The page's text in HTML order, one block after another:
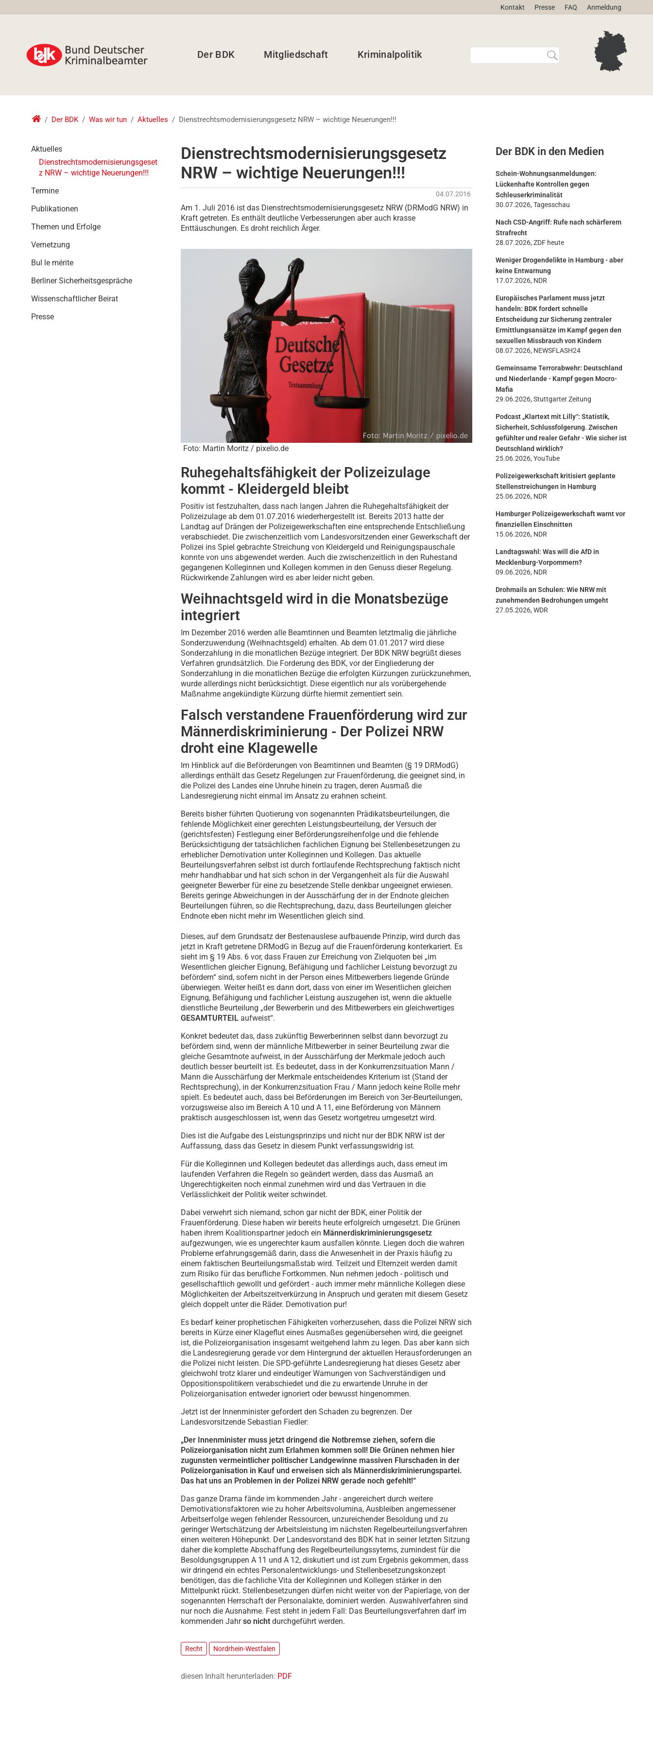
Kontakt Presse FAQ Anmeldung
Der BDK Mitgliedschaft Kriminalpolitik
W
e
c
E
r
e
Der BDK Was wir tun Aktuelles Dienstrechtsmodernisierungsgesetz NRW – wichtige Neuerungen!!!
Dienstrechtsmodernisierungsgesetz
NRW – wichtige Neuerungen!!!
04.07.2016
Am 1. Juli 2016 ist das Dienstrechtsmodernisierungsgesetz NRW (DRModG NRW) in
Kraft getreten. Es enthält deutliche Verbesserungen aber auch krasse
Enttäuschungen. Es droht reichlich Ärger.
Foto: Martin Moritz / pixelio.de
Ruhegehaltsfähigkeit der Polizeizulage
kommt - Kleidergeld bleibt
Positiv ist festzuhalten, dass nach langen Jahren die Ruhegehaltsfähigkeit der
Polizeizulage ab dem 01.07.2016 wiederhergestellt ist. Bereits 2013 hatte der
Landtag auf Drängen der Polizeigewerkschaften eine entsprechende Entschließung
verabschiedet. Die zwischenzeitlich vom Landesvorsitzenden einer Gewerkschaft der
Polizei ins Spiel gebrachte Streichung von Kleidergeld und Reinigungspauschale
konnte von uns abgewendet werden. Auch die zwischenzeitlich in den Ruhestand
gegangenen Kolleginnen und Kollegen kommen in den Genuss dieser Regelung.
Rückwirkende Zahlungen wird es aber leider nicht geben.
Weihnachtsgeld wird in die Monatsbezüge
integriert
Im Dezember 2016 werden alle Beamtinnen und Beamten letztmalig die jährliche
Sonderzuwendung (Weihnachtsgeld) erhalten. Ab dem 01.01.2017 wird diese
Sonderzahlung in die monatlichen Bezüge integriert. Der BDK NRW begrüßt dieses
Verfahren grundsätzlich. Die Forderung des BDK, vor der Eingliederung der
Sonderzahlung in die monatlichen Bezüge die erfolgten Kürzungen zurückzunehmen,
wurde allerdings nicht berücksichtigt. Diese eigentlich nur als vorübergehende
Maßnahme angekündigte Kürzung dürfte hiermit zementiert sein.
Falsch verstandene Frauenförderung wird zur
Männerdiskriminierung - Der Polizei NRW
droht eine Klagewelle
Im Hinblick auf die Beförderungen von Beamtinnen und Beamten (§ 19 DRModG)
allerdings enthält das Gesetz Regelungen zur Frauenförderung, die geeignet sind, in
die Polizei des Landes eine Unruhe hinein zu tragen, deren Ausmaß die
Landesregierung nicht einmal im Ansatz zu erahnen scheint.
Bereits bisher führten Quotierung von sogenannten Prädikatsbeurteilungen, die
fehlende Möglichkeit einer gerechten Leistungsbeurteilung, der Versuch der
(gerichtsfesten) Festlegung einer Beförderungsreihenfolge und die fehlende
Berücksichtigung der tatsächlichen fachlichen Eignung bei Stellenbesetzungen zu
erheblicher Demotivation unter Kolleginnen und Kollegen. Das aktuelle
Beurteilungsverfahren selbst ist durch fortlaufende Rechtsprechung faktisch nicht
mehr handhabbar und hat sich schon in der Vergangenheit als für die Auswahl
geeigneter Bewerber für eine zu besetzende Stelle denkbar ungeeignet erwiesen.
Bereits geringe Abweichungen in der Ausschärfung der in der Endnote gleichen
Beurteilungen führen, so die Rechtsprechung, dazu, dass Beurteilungen gleicher
Endnote eben nicht mehr im Wesentlichen gleich sind.
Dieses, auf dem Grundsatz der Bestenauslese aufbauende Prinzip, wird durch das
jetzt in Kraft getretene DRModG in Bezug auf die Frauenförderung konterkariert. Es
sieht im § 19 Abs. 6 vor, dass Frauen zur Erreichung von Zielquoten bei „im
Wesentlichen gleicher Eignung, Befähigung und fachlicher Leistung bevorzugt zu
befördern“ sind, sofern nicht in der Person eines Mitbewerbers liegende Gründe
überwiegen. Weiter heißt es dann dort, dass von einer im Wesentlichen gleichen
Eignung, Befähigung und fachlicher Leistung auszugehen ist, wenn die aktuelle
dienstliche Beurteilung „der Bewerberin und des Mitbewerbers ein gleichwertiges
GESAMTURTEIL aufweist“.
Konkret bedeutet das, dass zukünftig Bewerberinnen selbst dann bevorzugt zu
befördern sind, wenn der männliche Mitbewerber in seiner Beurteilung zwar die
gleiche Gesamtnote aufweist, in der Ausschärfung der Merkmale jedoch auch
deutlich besser beurteilt ist. Es bedeutet, dass in der Konkurrenzsituation Mann /
Mann die Ausschärfung der Merkmale entscheidendes Kriterium ist (Stand der
Rechtsprechung), in der Konkurrenzsituation Frau / Mann jedoch keine Rolle mehr
spielt. Es bedeutet auch, dass bei Beförderungen im Bereich von 3er-Beurteilungen,
vorzugsweise also im Bereich A 10 und A 11, eine Beförderung von Männern
praktisch ausgeschlossen ist, wenn das Gesetz wortgetreu umgesetzt wird.
Dies ist die Aufgabe des Leistungsprinzips und nicht nur der BDK NRW ist der
Auffassung, dass das Gesetz in diesem Punkt verfassungswidrig ist.
Für die Kolleginnen und Kollegen bedeutet das allerdings auch, dass erneut im
laufenden Verfahren die Regeln so geändert werden, dass das Ausmaß an
Ungerechtigkeiten noch einmal zunehmen wird und das Vertrauen in die
Verlässlichkeit der Politik weiter schwindet.
Dabei verwehrt sich niemand, schon gar nicht der BDK, einer Politik der
Frauenförderung. Diese haben wir bereits heute erfolgreich umgesetzt. Die Grünen
haben ihrem Koalitionspartner jedoch ein Männerdiskriminierungsgesetz
aufgezwungen, wie es ungerechter kaum ausfallen könnte. Liegen doch die wahren
Probleme erfahrungsgemäß darin, dass die Anwesenheit in der Praxis häufig zu
einem faktischen Beurteilungsmaßstab wird. Teilzeit und Elternzeit werden damit
zum Risiko für das berufliche Fortkommen. Nun nehmen jedoch - politisch und
gesellschaftlich gewollt und gefördert - auch immer mehr männliche Kollegen diese
Möglichkeiten der Arbeitszeitverkürzung in Anspruch und geraten mit diesem Gesetz
gleich doppelt unter die Räder. Demotivation pur!
Es bedarf keiner prophetischen Fähigkeiten vorherzusehen, dass die Polizei NRW sich
bereits in Kürze einer Klageflut eines Ausmaßes gegenübersehen wird, die geeignet
ist, die Polizeiorganisation insgesamt weitgehend lahm zu legen. Das aber kann sich
die Landesregierung gerade vor dem Hintergrund der aktuellen Herausforderungen an
die Polizei nicht leisten. Die SPD-geführte Landesregierung hat dieses Gesetz aber
gleichwohl trotz klarer und eindeutiger Warnungen von Sachverständigen und
Oppositionspolitikern verabschiedet und die zu erwartende Unruhe in der
Polizeiorganisation entweder ignoriert oder bewusst hingenommen.
Jetzt ist der Innenminister gefordert den Schaden zu begrenzen. Der
Landesvorsitzende Sebastian Fiedler:
„Der Innenminister muss jetzt dringend die Notbremse ziehen, sofern die
Polizeiorganisation nicht zum Erlahmen kommen soll! Die Grünen nehmen hier
zugunsten vermeintlicher politischer Landgewinne massiven Flurschaden in der
Polizeiorganisation in Kauf und erweisen sich als Männerdiskriminierungspartei.
Das hat uns an Problemen in der Polizei NRW gerade noch gefehlt!“
Das ganze Drama fände im kommenden Jahr - angereichert durch weitere
Demotivationsfaktoren wie zu hoher Arbeitsvolumina, Ausbleiben angemessener
Arbeitserfolge wegen fehlender Ressourcen, unzureichender Besoldung und zu
geringer Wertschätzung der Arbeitsleistung im nächsten Regelbeurteilungsverfahren
einen weiteren Höhepunkt. Der Landesvorstand des BDK hat in seiner letzten Sitzung
daher die komplette Abschaffung des Regelbeurteilungssytems, zumindest für die
Besoldungsgruppen A 11 und A 12, diskutiert und ist zum Ergebnis gekommen, dass
wir dringend ein echtes Personalentwicklungs- und Stellenbesetzungskonzept
benötigen, das die fachliche Vita der Kolleginnen und Kollegen stärker in den
Mittelpunkt rückt. Stellenbesetzungen dürfen nicht weiter von der Papierlage, von der
sogenannten Herrschaft der Personalakte, dominiert werden. Auswahlverfahren sind
nur noch die Ausnahme. Fest steht in jedem Fall: Das Beurteilungsverfahren darf im
kommenden Jahrso nicht durchgeführt werden.
Recht Nordrhein-Westfalen
diesen Inhalt herunterladen: PDF
Aktuelles
Dienstrechtsmodernisierungsgeset
z NRW – wichtige Neuerungen!!!
Termine
Publikationen
Themen und Erfolge
Vernetzung
Bul le mérite
Berliner Sicherheitsgespräche
Wissenschaftlicher Beirat
Presse
Der BDK in den Medien
Schein-Wohnungsanmeldungen:
Lückenhafte Kontrollen gegen
Schleuserkriminalität
30.07.2026, Tagesschau
Nach CSD-Angriff: Rufe nach schärferem
Strafrecht
28.07.2026, ZDF heute
Weniger Drogendelikte in Hamburg - aber
keine Entwarnung
17.07.2026, NDR
Europäisches Parlament muss jetzt
handeln: BDK fordert schnelle
Entscheidung zur Sicherung zentraler
Ermittlungsansätze im Kampf gegen den
sexuellen Missbrauch von Kindern
08.07.2026, NEWSFLASH24
Gemeinsame Terrorabwehr: Deutschland
und Niederlande - Kampf gegen Mocro-
Mafia
29.06.2026, Stuttgarter Zeitung
Podcast „Klartext mit Lilly“: Statistik,
Sicherheit, Schlussfolgerung. Zwischen
gefühlter und realer Gefahr - Wie sicher ist
Deutschland wirklich?
25.06.2026, YouTube
Polizeigewerkschaft kritisiert geplante
Stellenstreichungen in Hamburg
25.06.2026, NDR
Hamburger Polizeigewerkschaft warnt vor
finanziellen Einschnitten
15.06.2026, NDR
Landtagswahl: Was will die AfD in
Mecklenburg-Vorpommern?
09.06.2026, NDR
Drohmails an Schulen: Wie NRW mit
zunehmenden Bedrohungen umgeht
27.05.2026, WDR